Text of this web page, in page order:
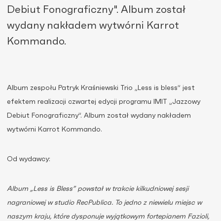
Debiut Fonograficzny". Album został
wydany nakładem wytwórni Karrot
Kommando.
Album zespołu Patryk Kraśniewski Trio „Less is bless” jest
efektem realizacji czwartej edycji programu IMIT „Jazzowy
Debiut Fonograficzny”. Album został wydany nakładem
wytwórni Karrot Kommando.
Od wydawcy:
Album „Less is Bless” powstał w trakcie kilkudniowej sesji
nagraniowej w studio RecPublica. To jedno z niewielu miejsc w
naszym kraju, które dysponuje wyjątkowym fortepianem Fazioli,